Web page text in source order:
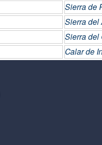
Sierra de
Sierra del
Sierra del
Calar de